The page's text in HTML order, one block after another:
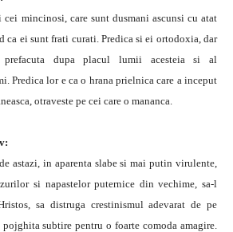
mincinosi, care sunt dusmani ascunsi cu atat
ca ei sunt frati curati. Predica si ei ortodoxia, dar
prefacuta dupa placul lumii acesteia si al
Predica lor e ca o hrana prielnica care a inceput
otraveste pe cei care o mananca.
astazi, in aparenta slabe si mai putin virulente,
si napastelor puternice din vechime, sa-l
sa distruga crestinismul adevarat de pe
subtire pentru o foarte comoda amagire.